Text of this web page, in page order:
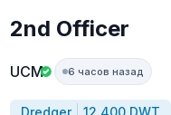
2nd Officer
UCM 6 часов назад
Dredger 12,400 DWT